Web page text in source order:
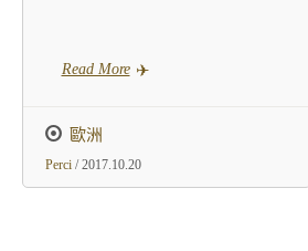
Read More
歐洲
Perci/ 2017.10.20